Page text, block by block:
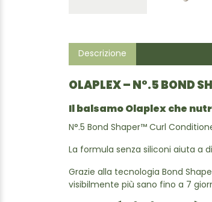
Descrizione
OLAPLEX – N°.5 BOND
Il balsamo Olaplex che
N°.5 Bond Shaper™ Curl
La formula senza siliconi aiuta a
Grazie alla tecnologia Bond
visibilmente più sano fino a 7